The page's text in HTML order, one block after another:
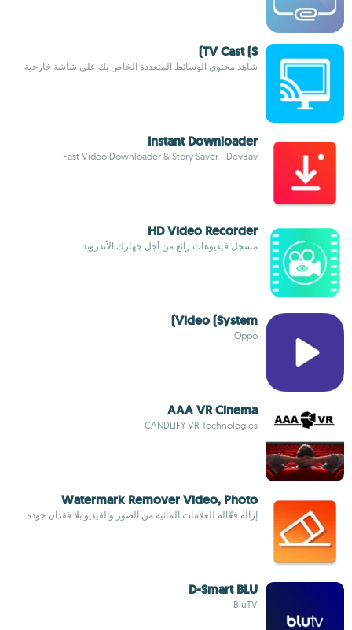
TV Cast (S)
شاهد محتوى الوسائط المتعددة الخاص بك على شاشة خارجية
Instant Downloader
Fast Video Downloader & Story Saver - DevBay
HD Video Recorder
مسجل فيديوهات رائع من أجل جهازك الأندرويد
Video (System)
Oppo
AAA VR Cinema
CANDLIFY VR Technologies
Watermark Remover Video, Photo
إزالة فعّالة للعلامات المائية من الصور والفيديو بلا فقدان جودة
D-Smart BLU
BluTV